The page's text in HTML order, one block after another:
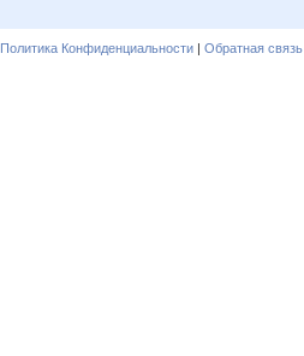
Политика Конфиденциальности | Обратная связь